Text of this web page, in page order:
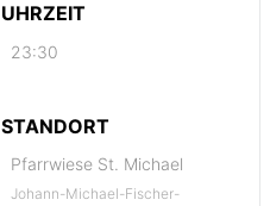
UHRZEIT
23:30
STANDORT
Pfarrwiese St. Michael
Johann-Michael-Fischer-